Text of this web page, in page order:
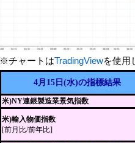
※チャートはTradingViewを使用
4月15日(水)の指標結果
米)NY連銀製造業景気指数
米)輸入物価指数
[前月比/前年比]